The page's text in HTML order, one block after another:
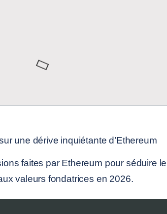
faites par Ethereum pour séduire le
valeurs fondatrices en 2026.